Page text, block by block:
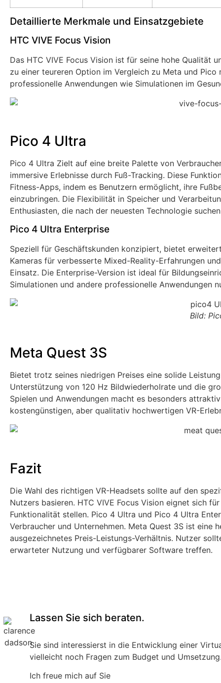
Detaillierte Merkmale und Einsatzgebiete
HTC VIVE Focus Vision
Das HTC VIVE Focus Vision ist für seine hohe Qualität
zu einer teureren Option im Vergleich zu Meta und
professionelle Anwendungen wie Simulationen im
Pico 4 Ultra
Pico 4 Ultra Zielt auf eine breite Palette von
immersive Erlebnisse durch Fuß-Tracking. Diese
Fitness-Apps, indem es Benutzern ermöglicht, ihre
einzubringen. Die Flexibilität in Speicher und
Enthusiasten, die nach der neuesten Technologie
Pico 4 Ultra Enterprise
Speziell für Geschäftskunden konzipiert, bietet
Kameras für verbesserte Mixed-Reality-Erfahrungen
Einsatz. Die Enterprise-Version ist ideal für
Simulationen und andere professionelle Anwendungen
Bild:
Meta Quest 3S
Bietet trotz seines niedrigen Preises eine solide
Unterstützung von 120 Hz Bildwiederholrate und die
Spielen und Anwendungen macht es besonders
kostengünstigen, aber qualitativ hochwertigen VR-
Fazit
Die Wahl des richtigen VR-Headsets sollte auf den
Nutzers basieren. HTC VIVE Focus Vision eignet sich
Funktionalität stellen. Pico 4 Ultra und Pico 4 Ultra
Verbraucher und Unternehmen. Meta Quest 3S ist eine
ausgezeichnetes Preis-Leistungs-Verhältnis. Nutzer
erwarteter Nutzung und verfügbarer Software treffen.
Lassen Sie sich beraten.
Sie sind interessierst in die Entwicklung einer
vielleicht noch Fragen zum Budget und
Ich freue mich auf Sie